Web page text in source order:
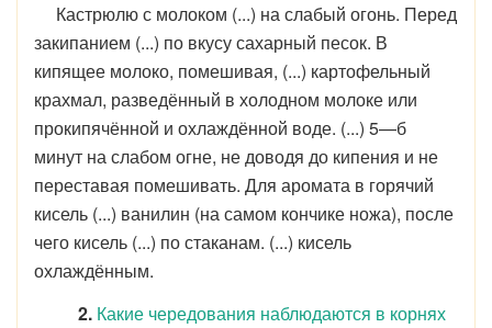
Кастрюлю с молоком (...) на слабый огонь. Перед
закипанием (...) по вкусу сахарный песок. В
кипящее молоко, помешивая, (...) картофельный
крахмал, разведённый в холодном молоке или
прокипячённой и охлаждённой воде. (...) 5—б
минут на слабом огне, не доводя до кипения и не
переставая помешивать. Для аромата в горячий
кисель (...) ванилин (на самом кончике ножа), после
чего кисель (...) по стаканам. (...) кисель
охлаждённым.
2. Какие чередования наблюдаются в корнях